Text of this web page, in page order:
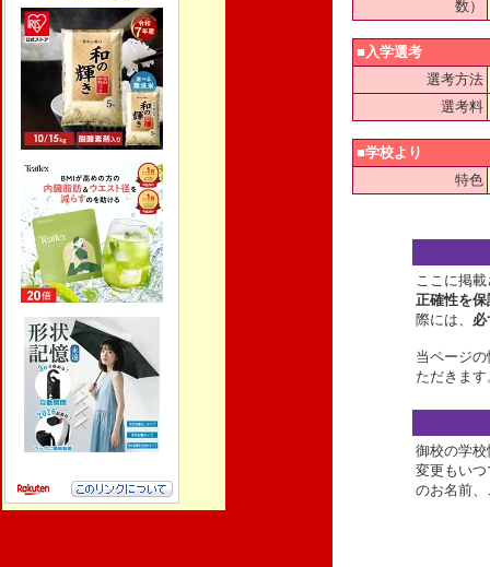
数）
■入学選考
選考方法
選考料
■学校より
特色
ここに掲
正確性を
際には、
当ページ
ただきま
御校の学
変更もい
のお名前